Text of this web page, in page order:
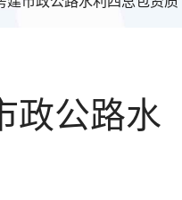
政公路水